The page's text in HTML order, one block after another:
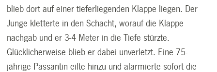
blieb dort auf einer tieferliegenden Klappe liegen. Der
Junge kletterte in den Schacht, worauf die Klappe
nachgab und er 3-4 Meter in die Tiefe stürzte.
Glücklicherweise blieb er dabei unverletzt. Eine 75-
jährige Passantin eilte hinzu und alarmierte sofort die